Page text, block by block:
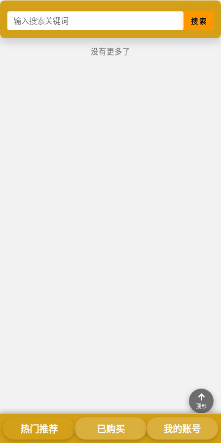
搜 索
没有更多了
热门推荐 已购买 我的账号
↑
顶部